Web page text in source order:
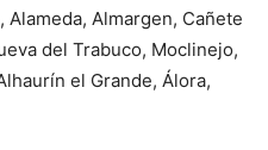
Alameda, Almargen, Cañete
del Trabuco, Moclinejo,
el Grande, Álora,